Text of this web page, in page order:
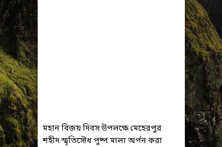
মহান বিজয় দিবস উপলক্ষে মেহেরপুর
শহীদ স্মৃতিসৌধ পুষ্প মাল্য অর্পন করা